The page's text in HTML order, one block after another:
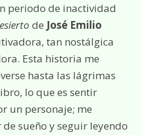
periodo de inactividad
de José Emilio
tan nostálgica
Esta historia me
hasta las lágrimas
lo que es sentir
un personaje; me
sueño y seguir leyendo